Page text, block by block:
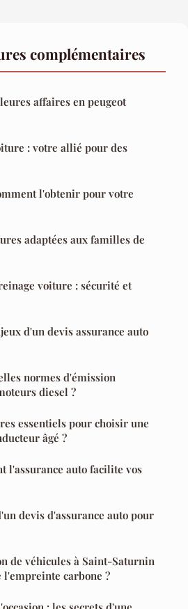
complémentaires
affaires en peugeot
: votre allié pour des
l'obtenir pour votre
adaptées aux familles de
voiture : sécurité et
d'un devis assurance auto
normes d'émission
diesel ?
essentiels pour choisir une
âgé ?
l'assurance auto facilite vos
devis d'assurance auto pour
de véhicules à Saint-Saturnin
carbone ?